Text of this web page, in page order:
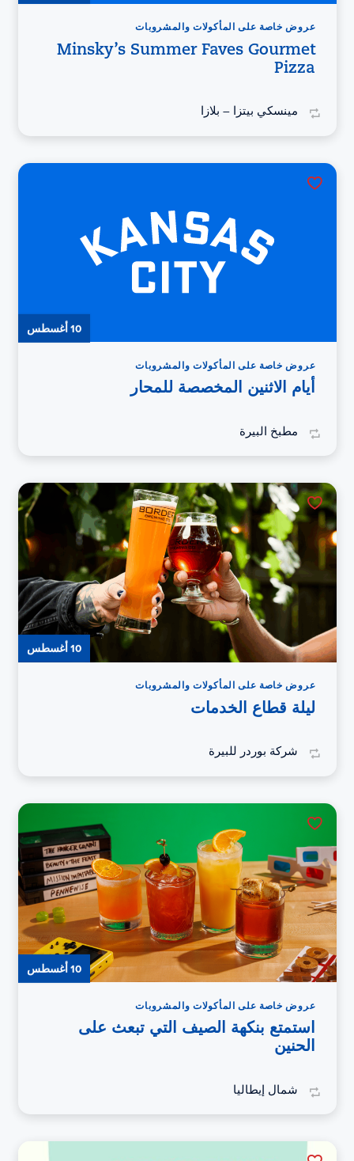
عروض خاصة على المأكولات والمشروبات
Minsky’s Summer Faves Gourmet
Pizza
مينسكي بيتزا – بلازا
10 أغسطس
عروض خاصة على المأكولات والمشروبات
أيام الاثنين المخصصة للمحار
مطبخ البيرة
10 أغسطس
عروض خاصة على المأكولات والمشروبات
ليلة قطاع الخدمات
شركة بوردر للبيرة
10 أغسطس
عروض خاصة على المأكولات والمشروبات
استمتع بنكهة الصيف التي تبعث على
الحنين
شمال إيطاليا